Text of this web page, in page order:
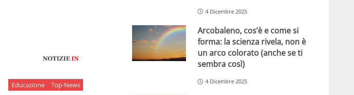
Educazione Top-News
4 Dicembre 2025
Arcobaleno, cos’è e come si
forma: la scienza rivela, non è
un arco colorato (anche se ti
sembra così)
4 Dicembre 2025